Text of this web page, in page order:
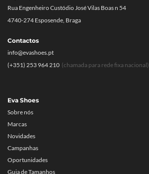
Eva Shoes
Sobre nós
Marcas
Novidades
Campanhas
Oportunidades
Guia de Tamanhos
Rua Engenheiro Custódio José Vilas Boas n 54
4740-274 Esposende, Braga
Contactos
info@evashoes.pt
(+351) 253 964 210 (chamada para rede fixa nacional)